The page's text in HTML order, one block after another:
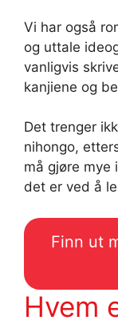
Vi har også
og uttale
vanligvis
kanjiene og
Det trenger
nihongo,
må gjøre mye
det er ved å
Finn ut
Hvem